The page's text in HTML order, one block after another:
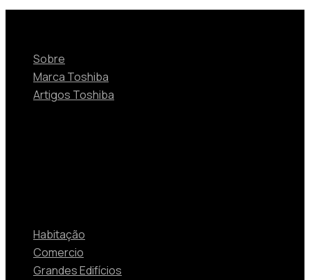
Sobre
Marca Toshiba
Artigos Toshiba
Habitação
Comercio
Grandes Edifícios